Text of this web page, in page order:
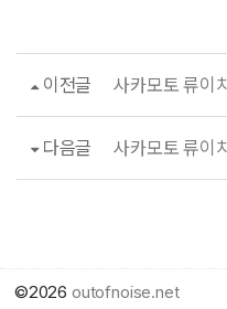
이전글 사카모토 류이
다음글 사카모토 류이치 별
©2026 outofnoise.net